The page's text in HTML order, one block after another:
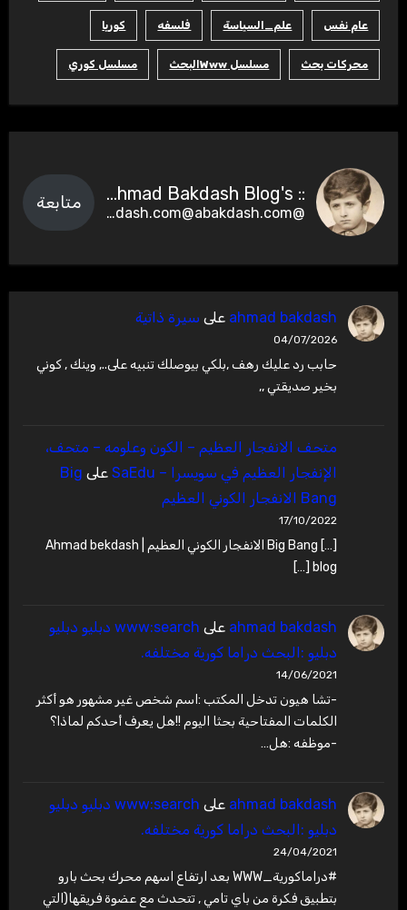
عام نفس علم_السياسة فلسفه كوريا
محركات بحث مسلسل Wwwالبحث مسلسل كوري
:: Ahmad Bakdash Blog's ::
@abakdash.com@abakdash.com
متابعة
ahmad bakdash على سيرة ذاتية
04/07/2026
حابب رد عليك رهف ,بلكي بيوصلك تنبيه على.., وينك , كوني
بخير صديقتي ,,
متحف الانفجار العظيم – ‫الكون وعلومه – متحف،
الإنفجار العظيم في سويسرا – SaEdu
على Big
Bang الانفجار الكوني العظيم
17/10/2022
[…] Big Bang الانفجار الكوني العظيم | Ahmad bekdash
blog […]
ahmad bakdash على
www:search دبليو دبليو
دبليو :البحث دراما كورية مختلفه.
14/06/2021
-تشا هيون تدخل المكتب :اسم شخص غير مشهور هو أكثر
الكلمات المفتاحية بحثا اليوم !!هل يعرف أحدكم لماذا؟
-موظفه :هل…
ahmad bakdash على
www:search دبليو دبليو
دبليو :البحث دراما كورية مختلفه.
24/04/2021
#دراماكورية_WWW بعد ارتفاع اسهم محرك بحث بارو
بتطبيق فكرة من باي تامي , تتحدث مع عضوة فريقها(التي